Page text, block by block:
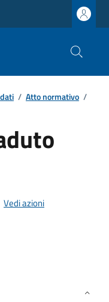
/ Atto normativo /
Vedi azioni